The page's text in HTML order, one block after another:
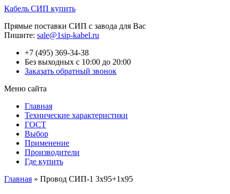
Кабель СИП купить
Прямые поставки СИП с завода для Вас
Пишите: sale@1sip-kabel.ru
+7 (495) 369-34-38
Без выходных с 10:00 до 20:00
Заказать обратный звонок
Меню сайта
Главная
Технические характеристики
ГОСТ
Выбор
Применение
Производители
Где купить
Главная » Провод СИП-1 3х95+1х95